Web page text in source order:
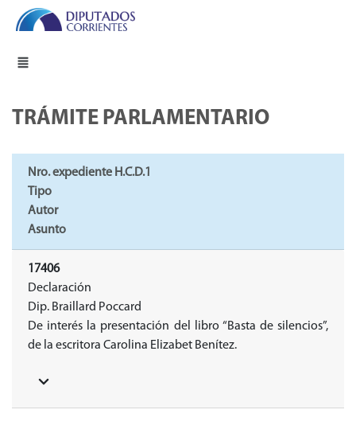
TRÁMITE PARLAMENTARIO
Nro. expediente H.C.D.1
Tipo
Autor
Asunto
17406
Declaración
Dip. Braillard Poccard
De interés la presentación del libro “Basta de silencios”,
de la escritora Carolina Elizabet Benítez.